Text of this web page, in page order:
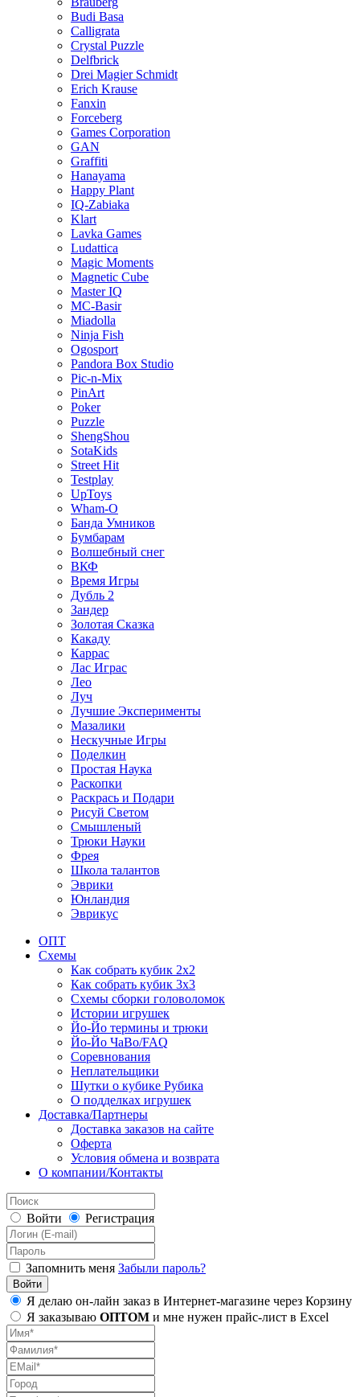
Budi Basa
Calligrata
Crystal Puzzle
Delfbrick
Drei Magier Schmidt
Erich Krause
Fanxin
Forceberg
Games Corporation
GAN
Graffiti
Hanayama
Happy Plant
IQ-Zabiaka
Klart
Lavka Games
Ludattica
Magic Moments
Magnetic Cube
Master IQ
MC-Basir
Miadolla
Ninja Fish
Ogosport
Pandora Box Studio
Pic-n-Mix
PinArt
Poker
Puzzle
ShengShou
SotaKids
Street Hit
Testplay
UpToys
Wham-O
Банда Умников
Бумбарам
Волшебный снег
ВКФ
Время Игры
Дубль 2
Зандер
Золотая Сказка
Какаду
Каррас
Лас Играс
Лео
Луч
Лучшие Эксперименты
Мазалики
Нескучные Игры
Поделкин
Простая Наука
Раскопки
Раскрась и Подари
Рисуй Светом
Смышленый
Трюки Науки
Фрея
Школа талантов
Эврики
Юнландия
Эврикус
ОПТ
Схемы
Как собрать кубик 2х2
Как собрать кубик 3х3
Схемы сборки головоломок
Истории игрушек
Йо-Йо термины и трюки
Йо-Йо ЧаВо/FAQ
Соревнования
Неплательщики
Шутки о кубике Рубика
О подделках игрушек
Доставка/Партнеры
Доставка заказов на сайте
Оферта
Условия обмена и возврата
О компании/Контакты
Войти Регистрация
Запомнить меня Забыли пароль?
Я делаю он-лайн заказ в Интернет-магазине через Корзину
Я заказываю ОПТОМ и мне нужен прайс-лист в Excel